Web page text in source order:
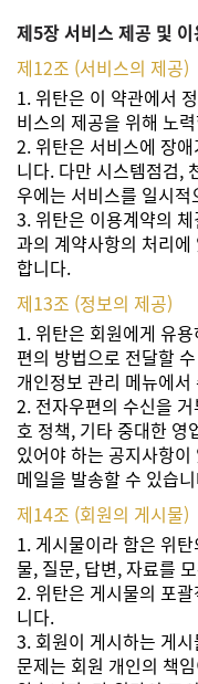
제5장 서비스 제공 및 이
제12조 (서비스의 제공)
1. 위탄은 이 약관에서
비스의 제공을 위해 노
2. 위탄은 서비스에 장
니다. 다만 시스템점검,
우에는 서비스를 일시
3. 위탄은 이용계약의
과의 계약사항의 처리
합니다.
제13조 (정보의 제공)
1. 위탄은 회원에게 유
편의 방법으로 전달할
개인정보 관리 메뉴에
2. 전자우편의 수신을
호 정책, 기타 중대한 영
있어야 하는 공지사항
메일을 발송할 수 있습
제14조 (회원의 게시물)
1. 게시물이라 함은 위
물, 질문, 답변, 자료를
2. 위탄은 게시물의 포
니다.
3. 회원이 게시하는 게
문제는 회원 개인의 책